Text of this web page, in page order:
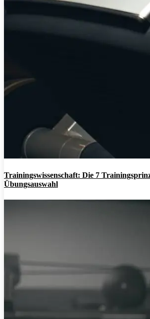
Trainingswissenschaft: Die 7
Übungsauswahl